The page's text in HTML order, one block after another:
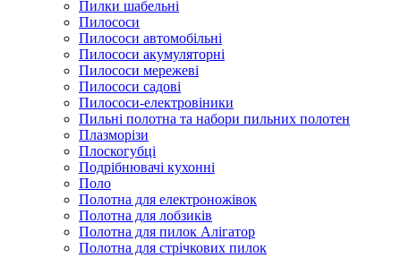
Пилки шабельні
Пилососи
Пилососи автомобільні
Пилососи акумуляторні
Пилососи мережеві
Пилососи садові
Пилососи-електровіники
Пильні полотна та набори пильних полотен
Плазморізи
Плоскогубці
Подрібнювачі кухонні
Поло
Полотна для електроножівок
Полотна для лобзиків
Полотна для пилок Алігатор
Полотна для стрічкових пилок